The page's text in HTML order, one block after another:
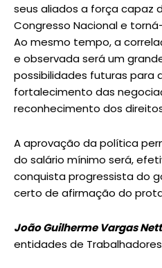
seus aliados a força capaz
Congresso Nacional e
Ao mesmo tempo, a
e observada será um
possibilidades futuras para
fortalecimento das
reconhecimento dos
A aprovação da política
do salário mínimo será,
conquista progressista do
certo de afirmação do
João Guilherme Vargas
entidades de